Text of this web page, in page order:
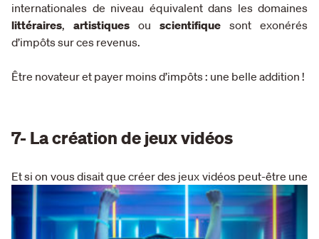
internationales de niveau équivalent dans les domaines
littéraires, artistiques ou scientifique sont exonérés
d’impôts sur ces revenus.
Être novateur et payer moins d’impôts : une belle addition !
7- La création de jeux vidéos
Et si on vous disait que créer des jeux vidéos peut-être une